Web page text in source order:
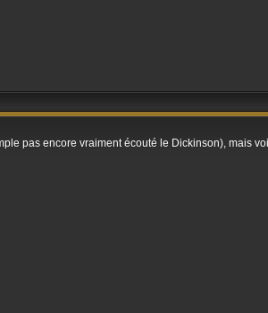
pas encore vraiment écouté le Dickinson), mais